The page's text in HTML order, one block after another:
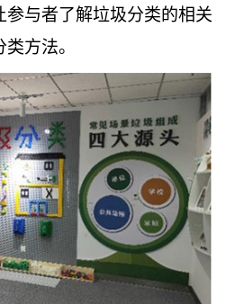
与者了解垃圾分类的相关
方法。